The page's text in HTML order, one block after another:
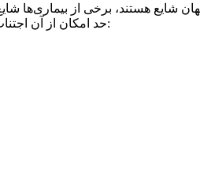
هستند، برخی از بیماری‌ها
حد امکان از آن اجتناب کنید. برخی از شایع ترین بیماری های مغزی و عصبی که در جوامع مختلف دیده می شود عبارتند از: